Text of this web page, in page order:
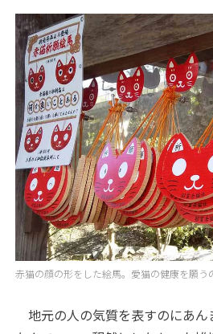
赤猫の顔の形をした絵馬。愛猫の健康を願う
地元の人の気質を表すのにあん